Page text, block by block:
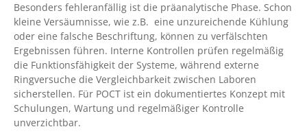
Besonders fehleranfällig ist die präanalytische Phase. Schon
kleine Versäumnisse, wie z.B. eine unzureichende Kühlung
oder eine falsche Beschriftung, können zu verfälschten
Ergebnissen führen. Interne Kontrollen prüfen regelmäßig
die Funktionsfähigkeit der Systeme, während externe
Ringversuche die Vergleichbarkeit zwischen Laboren
sicherstellen. Für POCT ist ein dokumentiertes Konzept mit
Schulungen, Wartung und regelmäßiger Kontrolle
unverzichtbar.